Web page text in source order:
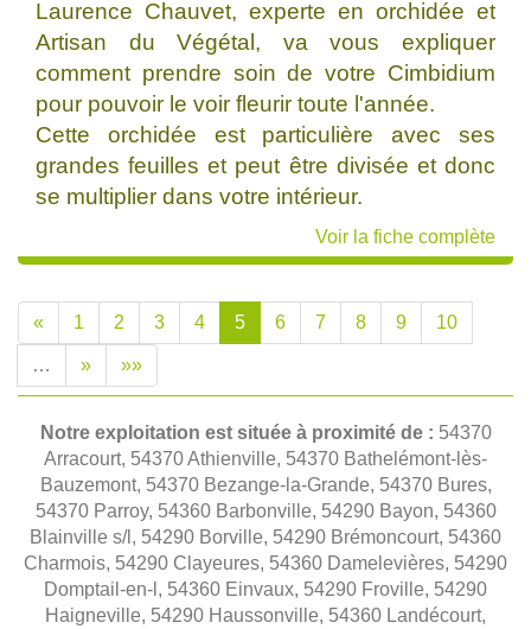
Laurence Chauvet, experte en orchidée et
Artisan du Végétal, va vous expliquer
comment prendre soin de votre Cimbidium
pour pouvoir le voir fleurir toute l'année.
Cette orchidée est particulière avec ses
grandes feuilles et peut être divisée et donc
se multiplier dans votre intérieur.
Voir la fiche complète
« 1 2 3 4 5 6 7 8 9 10
… » »»
Notre exploitation est située à proximité de : 54370
Arracourt, 54370 Athienville, 54370 Bathelémont-lès-
Bauzemont, 54370 Bezange-la-Grande, 54370 Bures,
54370 Parroy, 54360 Barbonville, 54290 Bayon, 54360
Blainville s/l, 54290 Borville, 54290 Brémoncourt, 54360
Charmois, 54290 Clayeures, 54360 Damelevières, 54290
Domptail-en-l, 54360 Einvaux, 54290 Froville, 54290
Haigneville, 54290 Haussonville, 54360 Landécourt,